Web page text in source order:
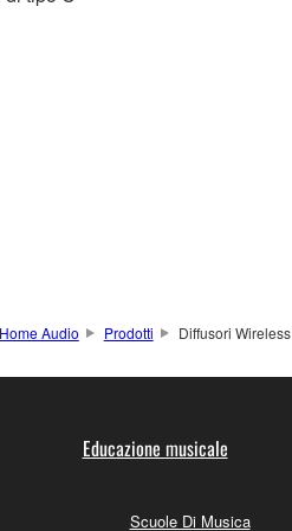
Home Audio Prodotti Diffusori Wireless
Educazione musicale
Scuole Di Musica